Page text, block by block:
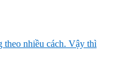
nhiều cách. Vậy thì